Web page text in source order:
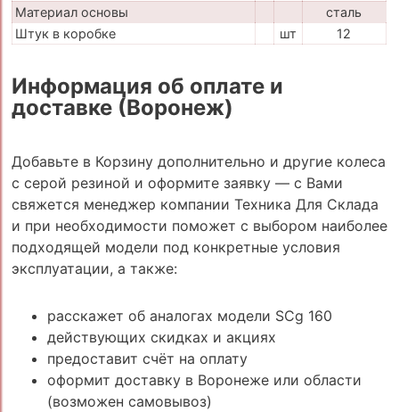
Материал основы
сталь
Штук в коробке
шт 12
Информация об оплате и
доставке (Воронеж)
Добавьте в Корзину дополнительно и другие колеса
с серой резиной и оформите заявку — с Вами
свяжется менеджер компании Техника Для Склада
и при необходимости поможет с выбором наиболее
подходящей модели под конкретные условия
эксплуатации, а также:
расскажет об аналогах модели SCg 160
действующих скидках и акциях
предоставит счёт на оплату
оформит доставку в Воронеже или области
(возможен самовывоз)